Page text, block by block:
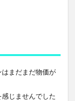
まだまだ物価が
じませんでした